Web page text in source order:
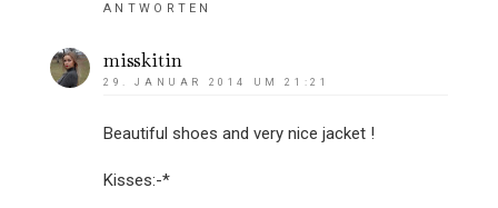
ANTWORTEN
misskitin
29. JANUAR 2014 UM 21:21
Beautiful shoes and very nice jacket !
Kisses:-*